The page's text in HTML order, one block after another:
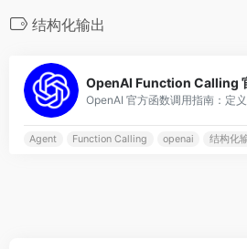
结构化输出
OpenAI Function Calling
Agent Function Calling openai 结构化